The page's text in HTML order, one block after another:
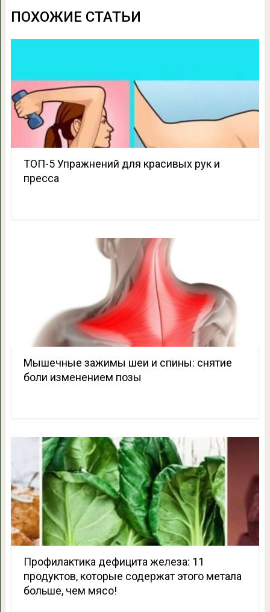
ПОХОЖИЕ СТАТЬИ
ТОП-5 Упражнений для красивых рук и
пресса
Мышечные зажимы шеи и спины: снятие
боли изменением позы
Профилактика дефицита железа: 11
продуктов, которые содержат этого метала
больше, чем мясо!